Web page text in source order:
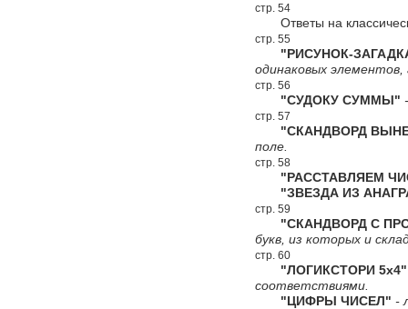
стр. 54
Ответы на
стр. 55
"РИСУНОК-
одинаковых
стр. 56
"СУДОКУ СУММЫ"
стр. 57
"СКАНДВОРД
поле.
стр. 58
"РАССТАВЛЯЕМ
"ЗВЕЗДА ИЗ
стр. 59
"СКАНДВОРД С
букв, из которых и
стр. 60
"ЛОГИКСТОРИ 5х4"
соответствиями.
"ЦИФРЫ ЧИСЕЛ" -